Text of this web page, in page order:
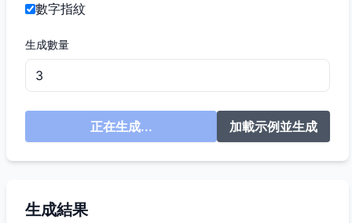
數字指紋
生成數量
正在生成... 加載示例並生成
生成結果